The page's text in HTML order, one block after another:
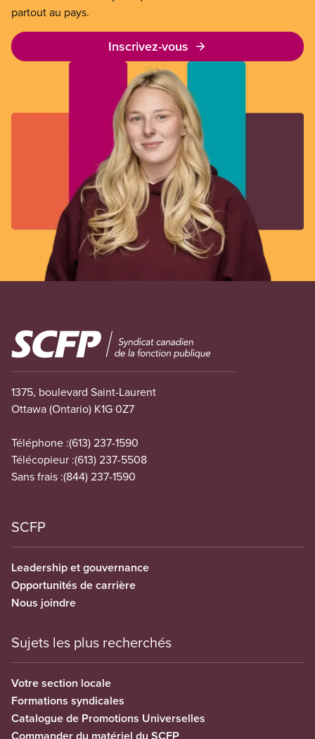
partout au pays.
Inscrivez-vous
Image
1375, boulevard Saint-Laurent
Ottawa (Ontario) K1G 0Z7
Téléphone :(613) 237-1590
Télécopieur :(613) 237-5508
Sans frais :(844) 237-1590
SCFP
Leadership et gouvernance
Opportunités de carrière
Nous joindre
Sujets les plus recherchés
Votre section locale
Formations syndicales
Catalogue de Promotions Universelles
Commander du matériel du SCFP